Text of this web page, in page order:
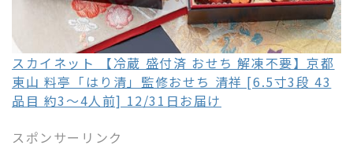
スカイネット 【冷蔵 盛付済 おせち 解凍不要】京都
東山 料亭「はり清」監修おせち 清祥 [6.5寸3段 43
品目 約3～4人前] 12/31日お届け
スポンサーリンク